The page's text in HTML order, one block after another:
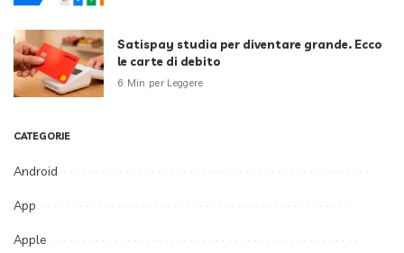
Satispay studia per diventare grande. Ecco
le carte di debito
6 Min per Leggere
CATEGORIE
Android
App
Apple